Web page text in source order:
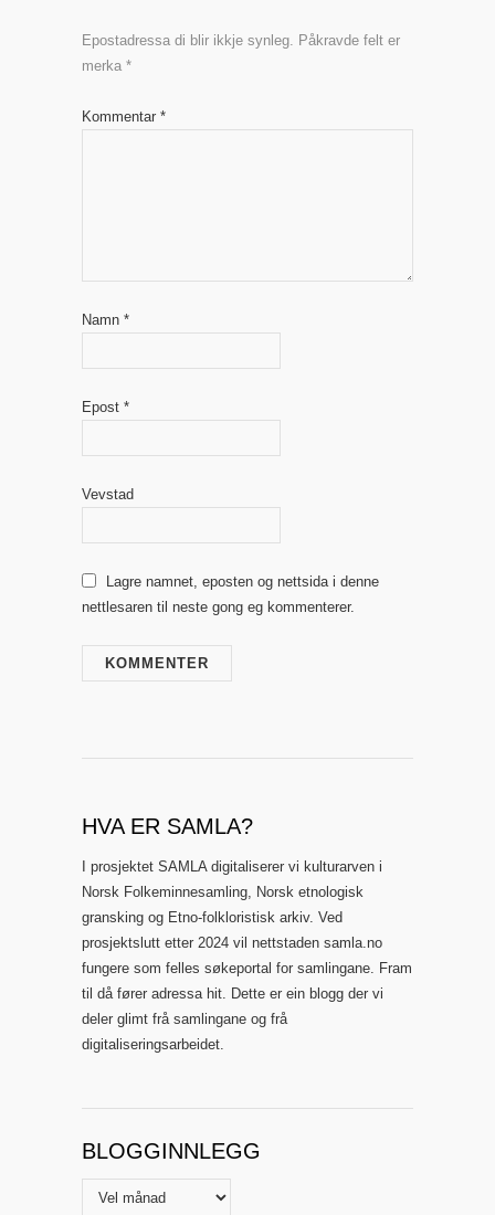
Epostadressa di blir ikkje synleg. Påkravde felt er
merka *
Kommentar *
Namn *
Epost *
Vevstad
Lagre namnet, eposten og nettsida i denne
nettlesaren til neste gong eg kommenterer.
HVA ER SAMLA?
I prosjektet SAMLA digitaliserer vi kulturarven i
Norsk Folkeminnesamling, Norsk etnologisk
gransking og Etno-folkloristisk arkiv. Ved
prosjektslutt etter 2024 vil nettstaden samla.no
fungere som felles søkeportal for samlingane. Fram
til då fører adressa hit. Dette er ein blogg der vi
deler glimt frå samlingane og frå
digitaliseringsarbeidet.
BLOGGINNLEGG
Blogginnlegg